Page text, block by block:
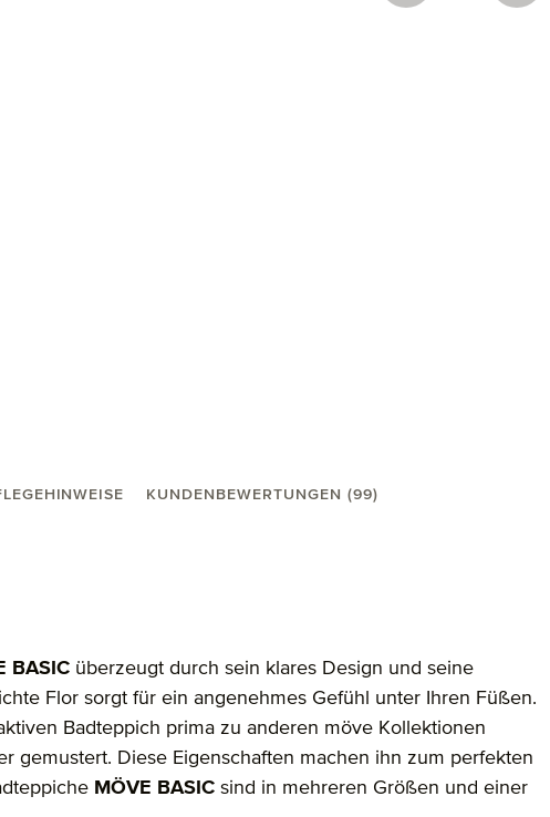
KUNDENBEWERTUNGEN (99)
Badteppich 60X60 cm"
BASIC überzeugt durch sein klares Design und seine
Flor sorgt für ein angenehmes Gefühl unter Ihren Füßen.
Badteppich prima zu anderen möve Kollektionen
gemustert. Diese Eigenschaften machen ihn zum perfekten
MÖVE BASIC sind in mehreren Größen und einer